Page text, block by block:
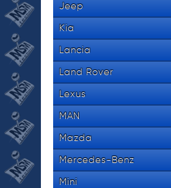
Jeep
Kia
Lancia
Land Rover
Lexus
MAN
Mazda
Mercedes-Benz
Mini